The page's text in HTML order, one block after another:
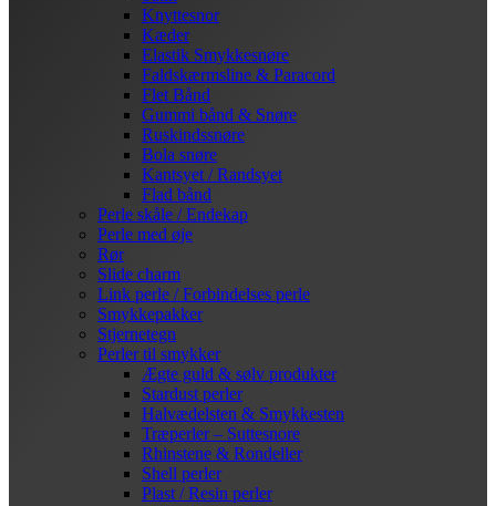
Knyttesnor
Kæder
Elastik Smykkesnøre
Faldskærmsline & Paracord
Flet Bånd
Gummi bånd & Snøre
Ruskindssnøre
Bola snøre
Kantsyet / Randsyet
Flad bånd
Perle skåle / Endekap
Perle med øje
Rør
Slide charm
Link perle / Forbindelses perle
Smykkepakker
Stjernetegn
Perler til smykker
Ægte guld & sølv produkter
Stardust perler
Halvædelsten & Smykkesten
Træperler – Suttesnore
Rhinstene & Rondeller
Shell perler
Plast / Resin perler